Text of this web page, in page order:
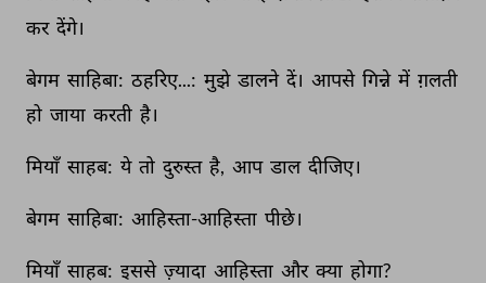
कर देंगे।
बेगम साहिबा: ठहरिए...: मुझे डालने दें। आपसे गिन्ने में ग़लती
हो जाया करती है।
मियाँ साहब: ये तो दुरुस्त है, आप डाल दीजिए।
बेगम साहिबा: आहिस्ता-आहिस्ता पीछे।
मियाँ साहब: इससे ज़्यादा आहिस्ता और क्या होगा?